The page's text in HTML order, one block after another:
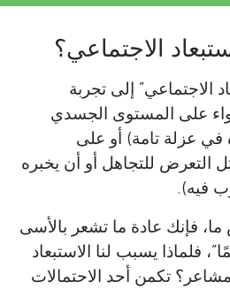
الاجتماعي؟
الاجتماعي” إلى تجربة
على المستوى الجسدي
في عزلة تامة) أو على
التعرض للتجاهل أو أن يخبره
فيه).
فإنك عادة ما تشعر بالأسى
فلماذا يسبب لنا الاستبعاد
تكمن أحد الاحتمالات